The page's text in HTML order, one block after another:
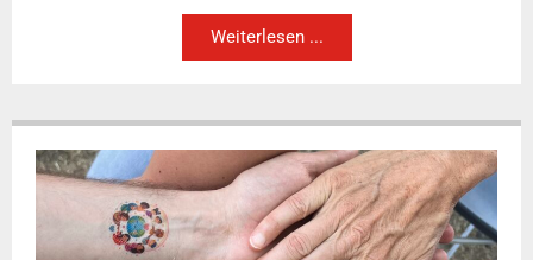
Weiterlesen ...